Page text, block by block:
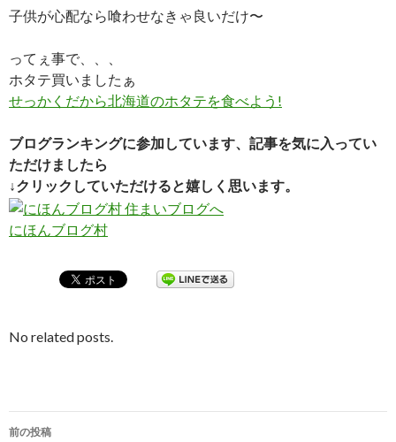
子供が心配なら喰わせなきゃ良いだけ〜
ってぇ事で、、、
ホタテ買いましたぁ
せっかくだから北海道のホタテを食べよう!
ブログランキングに参加しています、記事を気に入ってい
ただけましたら
↓クリックしていただけると嬉しく思います。
にほんブログ村
No related posts.
前の投稿